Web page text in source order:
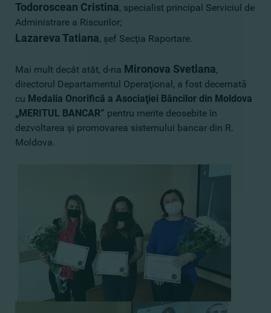
Todoroscean Cristina, specialist principal Serviciul de
Administrare a Riscurilor;
Lazareva Tatiana, şef Secţia Raportare.
Mai mult decât atât, d-na Mironova Svetlana,
directorul Departamentul Operaţional, a fost decernată
cu Medalia Onorifică a Asociaţiei Băncilor din Moldova
„MERITUL BANCAR” pentru merite deosebite în
dezvoltarea şi promovarea sistemului bancar din R.
Moldova.